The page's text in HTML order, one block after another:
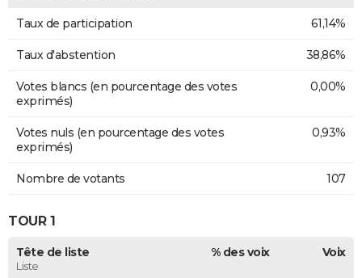
Taux de participation 61,14%
Taux d'abstention 38,86%
Votes blancs (en pourcentage des votes
exprimés)
0,00%
Votes nuls (en pourcentage des votes
exprimés)
0,93%
Nombre de votants 107
TOUR 1
Tête de liste
Liste
% des voix Voix